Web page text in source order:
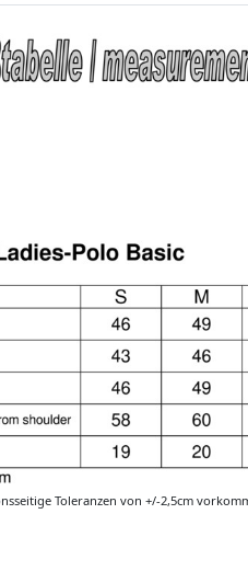
Toleranzen von +/-2,5cm